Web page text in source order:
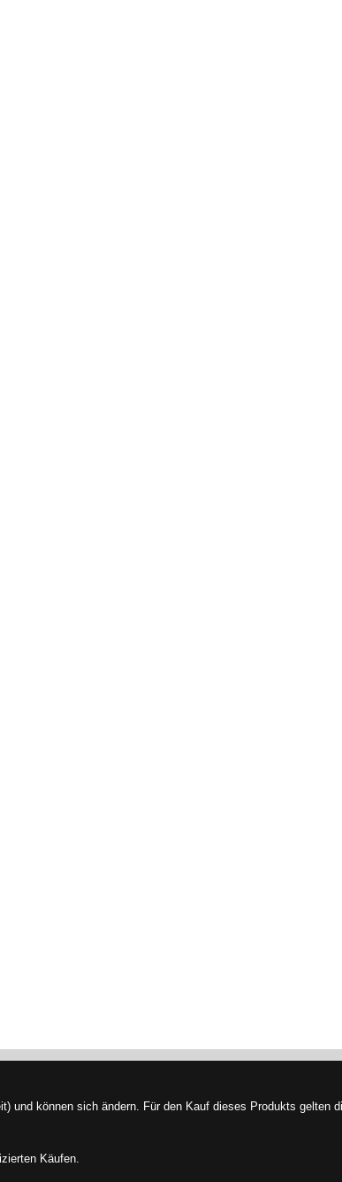
und können sich ändern. Für den Kauf dieses Produkts
Käufen.